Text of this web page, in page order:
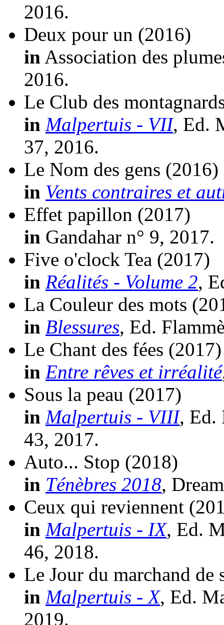
2016.
Deux pour un (2016)
in Association des
2016.
Le Club des
in Malpertuis - VII, Ed.
37, 2016.
Le Nom des gens (2016)
in Vents contraires et
Effet papillon (2017)
in Gandahar n° 9, 2017.
Five o'clock Tea (2017)
in Réalités - Volume 2,
La Couleur des mots
in Blessures, Ed.
Le Chant des fées (2017)
in Entre rêves et irréalité
Sous la peau (2017)
in Malpertuis - VIII, Ed.
43, 2017.
Auto... Stop (2018)
in Ténèbres 2018,
Ceux qui reviennent
in Malpertuis - IX, Ed.
46, 2018.
Le Jour du marchand de
in Malpertuis - X, Ed.
2019.